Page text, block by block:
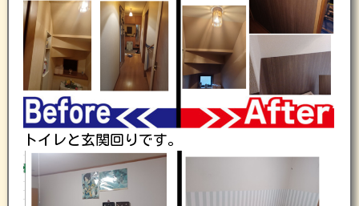
トイレと玄関回りです。